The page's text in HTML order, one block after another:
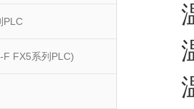
PLC
F FX5系列PLC)
温
温
温